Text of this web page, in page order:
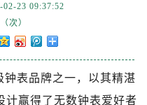
绍兴市越城区胜利东路379号世茂天际中心写字楼8层805室（需提前预约）
嘉兴市南湖区广益路705号嘉兴世界贸易中心写字楼A座13层1304室（需提前预约）
南昌市红谷滩新区红谷中大道998号绿地双子塔（中央广场）A1座办公楼14层07室（需提前预约）
02-23 09:37:52
次）
表品牌之一，以其精湛
计赢得了无数钟表爱好者